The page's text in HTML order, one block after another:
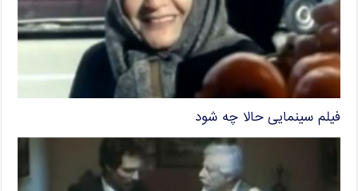
فیلم سینمایی حالا چه شود